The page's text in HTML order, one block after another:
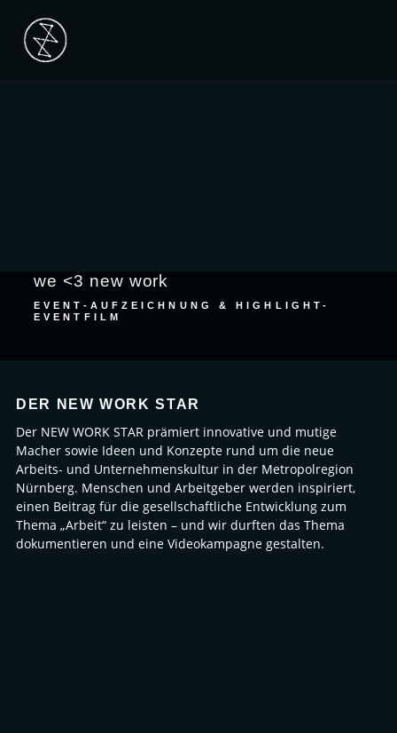
we <3 new work
EVENT-AUFZEICHNUNG & HIGHLIGHT-
EVENTFILM
DER NEW WORK STAR
Der NEW WORK STAR prämiert innovative und mutige
Macher sowie Ideen und Konzepte rund um die neue
Arbeits- und Unternehmenskultur in der Metropolregion
Nürnberg. Menschen und Arbeitgeber werden inspiriert,
einen Beitrag für die gesellschaftliche Entwicklung zum
Thema „Arbeit“ zu leisten – und wir durften das Thema
dokumentieren und eine Videokampagne gestalten.